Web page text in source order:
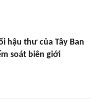
hậu thư của Tây Ban
soát biên giới